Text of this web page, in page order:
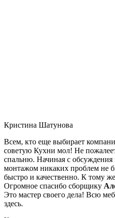
Кристина Шатунова
Всем, кто еще выбирает
советую Кухни мол! Не
спальню. Начиная с обсуждения
монтажом никаких проблем не
быстро и качественно. К тому
Огромное спасибо сборщику
Это мастер своего дела! Всю
здесь.